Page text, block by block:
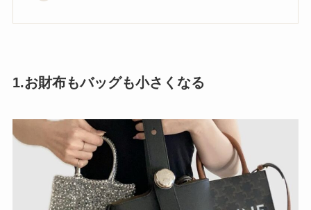
1.お財布もバッグも小さくなる